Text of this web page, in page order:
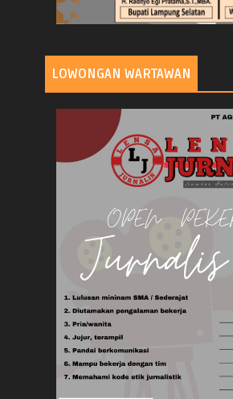
LOWONGAN WARTAWAN